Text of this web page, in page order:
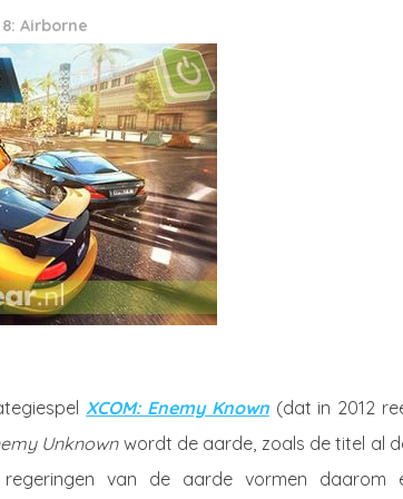
Airborne
XCOM: Enemy Known (dat in 2012
Unknownwordt de aarde, zoals de titel al
van de aarde vormen daarom